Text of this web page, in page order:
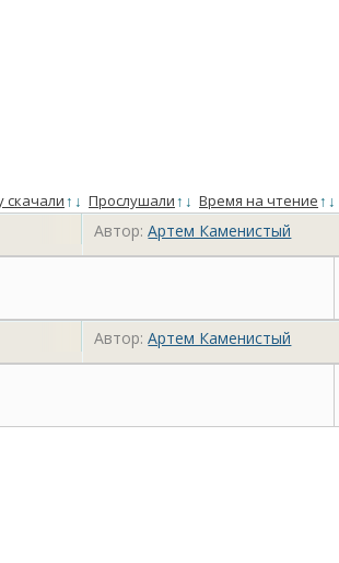
скачали↑ ↓ Прослушали↑ ↓ Время на чтение↑ ↓
Автор:Артем Каменистый
Автор:Артем Каменистый